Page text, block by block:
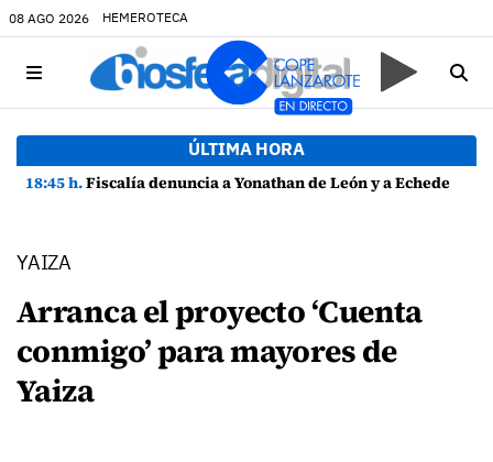
08 AGO 2026 HEMEROTECA
ÚLTIMA HORA
18:45 h.Fiscalía denuncia a Yonathan de León y a Echedey Eugenio por presuntas anomalías en contratos festivos
YAIZA
Arranca el proyecto ‘Cuenta
conmigo’ para mayores de
Yaiza